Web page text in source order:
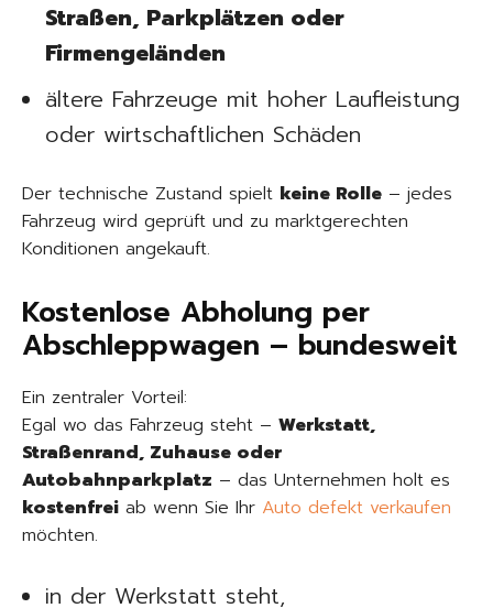
Straßen, Parkplätzen oder
Firmengeländen
ältere Fahrzeuge mit hoher Laufleistung
oder wirtschaftlichen Schäden
Der technische Zustand spielt keine Rolle – jedes
Fahrzeug wird geprüft und zu marktgerechten
Konditionen angekauft.
Kostenlose Abholung per
Abschleppwagen – bundesweit
Ein zentraler Vorteil:
Egal wo das Fahrzeug steht – Werkstatt,
Straßenrand, Zuhause oder
Autobahnparkplatz – das Unternehmen holt es
kostenfrei ab wenn Sie Ihr Auto defekt verkaufen
möchten.
in der Werkstatt steht,